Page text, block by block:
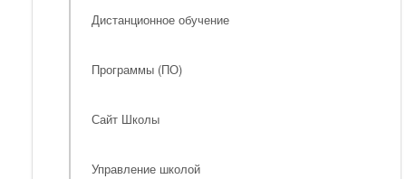
Дистанционное обучение
Программы (ПО)
Сайт Школы
Управление школой